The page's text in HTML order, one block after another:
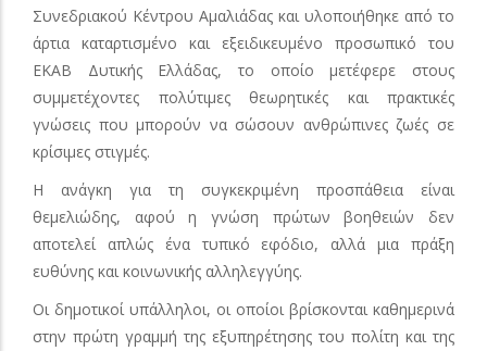
Συνεδριακού Κέντρου Αμαλιάδας και υλοποιήθηκε από το
άρτια καταρτισμένο και εξειδικευμένο προσωπικό του
ΕΚΑΒ Δυτικής Ελλάδας, το οποίο μετέφερε στους
συμμετέχοντες πολύτιμες θεωρητικές και πρακτικές
γνώσεις που μπορούν να σώσουν ανθρώπινες ζωές σε
κρίσιμες στιγμές.
Η ανάγκη για τη συγκεκριμένη προσπάθεια είναι
θεμελιώδης, αφού η γνώση πρώτων βοηθειών δεν
αποτελεί απλώς ένα τυπικό εφόδιο, αλλά μια πράξη
ευθύνης και κοινωνικής αλληλεγγύης.
Οι δημοτικοί υπάλληλοι, οι οποίοι βρίσκονται καθημερινά
στην πρώτη γραμμή της εξυπηρέτησης του πολίτη και της